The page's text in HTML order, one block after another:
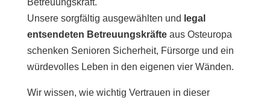
Betreuungskraft.
Unsere sorgfältig ausgewählten und legal
entsendeten Betreuungskräfteaus Osteuropa
schenken Senioren Sicherheit, Fürsorge und ein
würdevolles Leben in den eigenen vier Wänden.
Wir wissen, wie wichtig Vertrauen in dieser